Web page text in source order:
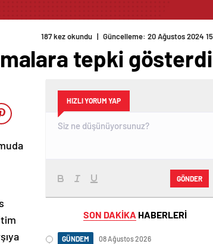
187 kez okundu | Güncelleme: 20 Ağustos 2024
tepki gösterdi
HIZLI YORUM YAP
GÖNDER
SON DAKİKA HABERLERİ
GÜNDEM 08 Ağustos 2026